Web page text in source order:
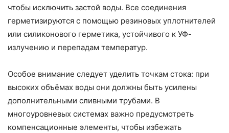
чтобы исключить застой воды. Все соединения
герметизируются с помощью резиновых уплотнителей
или силиконового герметика, устойчивого к УФ-
излучению и перепадам температур.
Особое внимание следует уделить точкам стока: при
высоких объёмах воды они должны быть усилены
дополнительными сливными трубами. В
многоуровневых системах важно предусмотреть
компенсационные элементы, чтобы избежать